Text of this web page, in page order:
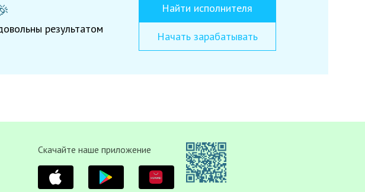
результатом
Найти исполнителя
Начать зарабатывать
Скачайте наше приложение